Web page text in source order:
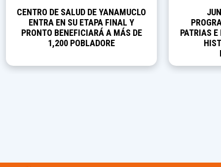
CENTRO DE SALUD DE YANAMUCLO
ENTRA EN SU ETAPA FINAL Y
PRONTO BENEFICIARÁ A MÁS DE
1,200 POBLADORE
PATRIAS